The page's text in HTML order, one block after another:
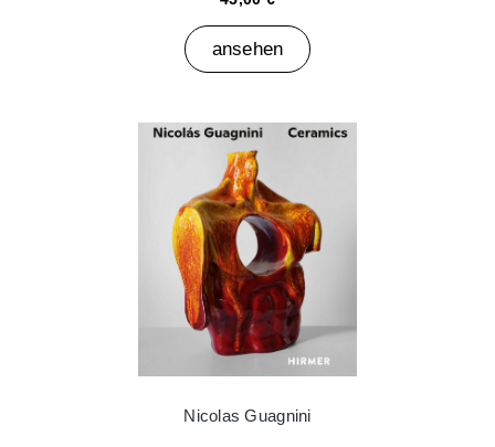
ansehen
Nicolas Guagnini